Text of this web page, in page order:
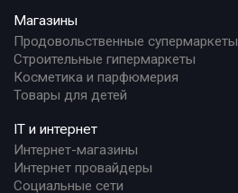
Магазины
Продовольственные супермаркеты
Строительные гипермаркеты
Косметика и парфюмерия
Товары для детей
IT и интернет
Интернет-магазины
Интернет провайдеры
Социальные сети